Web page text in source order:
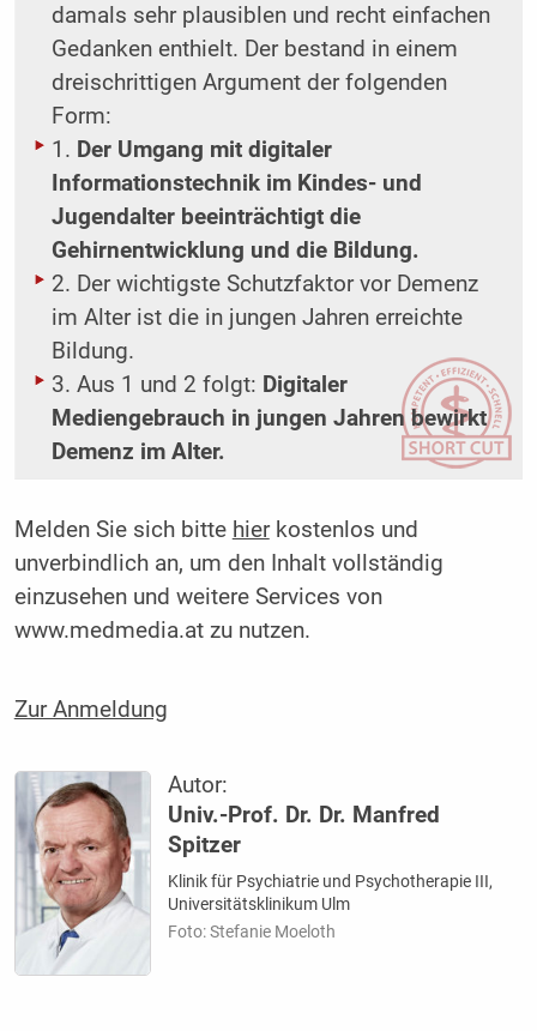
damals sehr plausiblen und recht einfachen
Gedanken enthielt. Der bestand in einem
dreischrittigen Argument der folgenden
Form:
1. Der Umgang mit digitaler
Informationstechnik im Kindes- und
Jugendalter beeinträchtigt die
Gehirnentwicklung und die Bildung.
2. Der wichtigste Schutzfaktor vor Demenz
im Alter ist die in jungen Jahren erreichte
Bildung.
3. Aus 1 und 2 folgt: Digitaler
Mediengebrauch in jungen Jahren bewirkt
Demenz im Alter.
Melden Sie sich bitte hierkostenlos und
unverbindlich an, um den Inhalt vollständig
einzusehen und weitere Services von
www.medmedia.at zu nutzen.
Zur Anmeldung
Autor:
Univ.-Prof. Dr. Dr. Manfred
Spitzer
Klinik für Psychiatrie und Psychotherapie III,
Universitätsklinikum Ulm
Foto: Stefanie Moeloth